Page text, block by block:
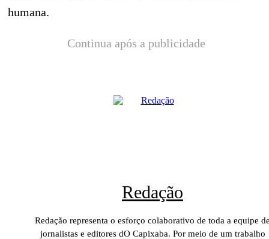
humana.
Continua após a publicidade
Redação
Redação representa o esforço colaborativo de toda a equipe
jornalistas e editores dO Capixaba. Por meio de um trabalho